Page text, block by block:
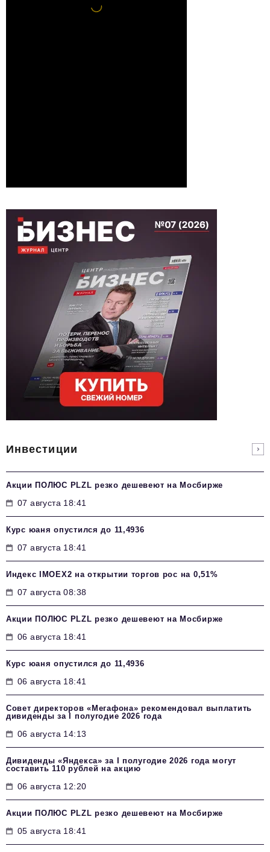
Инвестиции
Акции ПОЛЮС PLZL резко дешевеют на Мосбирже
07 августа 18:41
Курс юаня опустился до 11,4936
07 августа 18:41
Индекс IMOEX2 на открытии торгов рос на 0,51%
07 августа 08:38
Акции ПОЛЮС PLZL резко дешевеют на Мосбирже
06 августа 18:41
Курс юаня опустился до 11,4936
06 августа 18:41
Совет директоров «Мегафона» рекомендовал выплатить
дивиденды за I полугодие 2026 года
06 августа 14:13
Дивиденды «Яндекса» за I полугодие 2026 года могут
составить 110 рублей на акцию
06 августа 12:20
Акции ПОЛЮС PLZL резко дешевеют на Мосбирже
05 августа 18:41